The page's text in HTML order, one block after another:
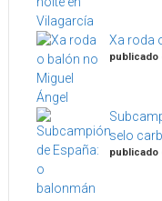
Xa roda
publicado
selo
publicado